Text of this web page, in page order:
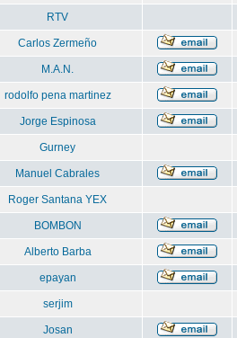
RTV
Carlos Zermeño
M.A.N.
rodolfo pena martinez
Jorge Espinosa
Gurney
Manuel Cabrales
Roger Santana YEX
BOMBON
Alberto Barba
epayan
serjim
Josan